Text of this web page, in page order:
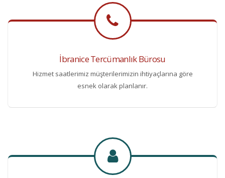
İbranice Tercümanlık Bürosu
Hizmet saatlerimiz müşterilerimizin ihtiyaçlarına göre
esnek olarak planlanır.